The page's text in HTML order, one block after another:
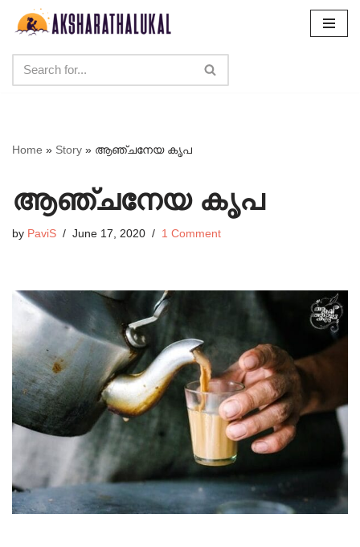
content
Home » Story » ആഞ്ചനേയ കൃപ
ആഞ്ചനേയ കൃപ
by PaviS June 17, 2020 1 Comment